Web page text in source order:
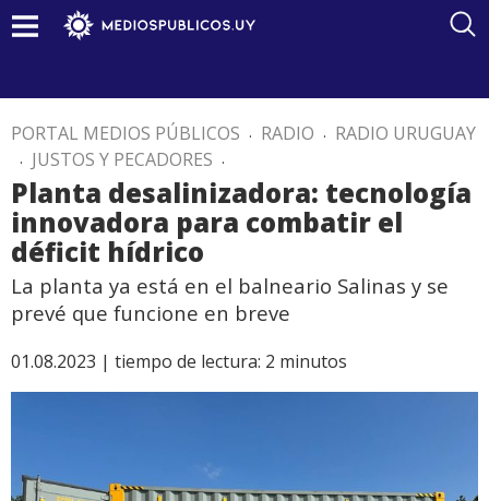
PORTAL MEDIOS PÚBLICOS . RADIO . RADIO URUGUAY
. JUSTOS Y PECADORES .
Planta desalinizadora: tecnología
innovadora para combatir el
déficit hídrico
La planta ya está en el balneario Salinas y se
prevé que funcione en breve
01.08.2023 | tiempo de lectura: 2 minutos